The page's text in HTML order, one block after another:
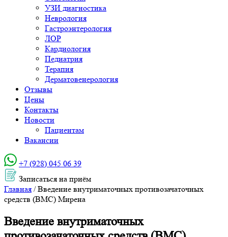
УЗИ диагностика
Неврология
Гастроэнтерология
ЛОР
Кардиология
Педиатрия
Терапия
Дерматовенерология
Отзывы
Цены
Контакты
Новости
Пациентам
Вакансии
+7 (928) 045 06 39‬
Записаться на приём
Главная / Введение внутриматочных противозачаточных
средств (ВМС) Мирена
Введение внутриматочных